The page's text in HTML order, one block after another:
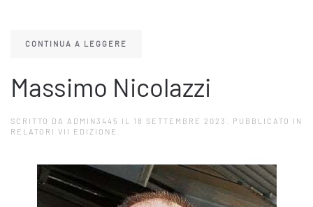
CONTINUA A LEGGERE
Massimo Nicolazzi
SCRITTO DA ADMIN3445 IL 18 SETTEMBRE 2023
. PUBBLICATO IN
RELATORI VII EDIZIONE